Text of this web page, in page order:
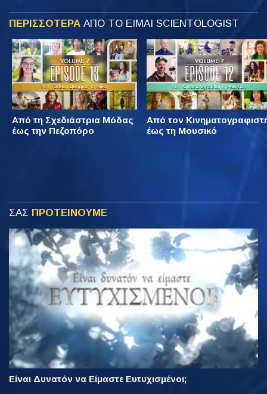
ΠΕΡΙΣΣΟΤΕΡΑ ΑΠΟ ΤΟ ΕΙΜΑΙ SCIENTOLOGIST
Από τη Σχεδιάστρια Μόδας
έως την Πεζοπόρο
Από τον
έως τη Μουσικό
ΣΑΣ ΠΡΟΤΕΙΝΟΥΜΕ
Είναι Δυνατόν να Είμαστε Ευτυχισμένοι;